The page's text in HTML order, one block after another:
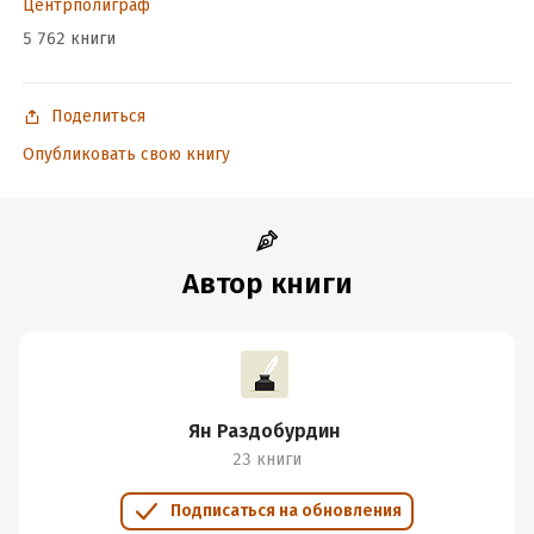
В формате PDF A4 сохранен издательский макет книги.
Центрполиграф
5 762 книги
Поделиться
Опубликовать свою книгу
Автор книги
Ян Раздобурдин
23 книги
Подписаться на обновления